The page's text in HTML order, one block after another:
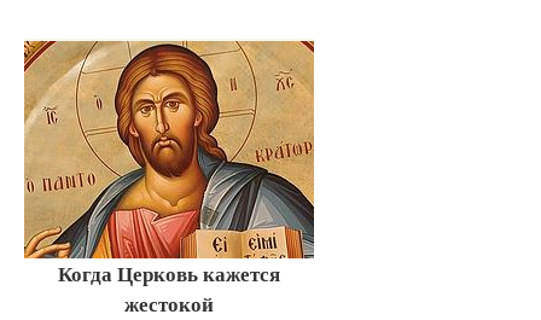
Когда Церковь кажется
жестокой